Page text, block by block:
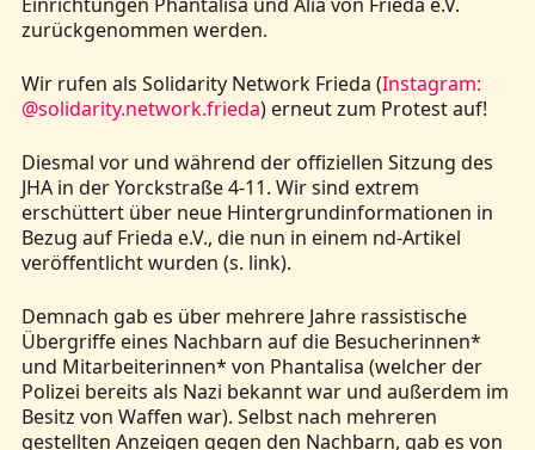
zurückgenommen werden.
Wir rufen als Solidarity Network Frieda (Instagram:
@solidarity.network.frieda) erneut zum Protest auf!
Diesmal vor und während der offiziellen Sitzung des
JHA in der Yorckstraße 4-11. Wir sind extrem
erschüttert über neue Hintergrundinformationen in
Bezug auf Frieda e.V., die nun in einem nd-Artikel
veröffentlicht wurden (s. link).
Demnach gab es über mehrere Jahre rassistische
Übergriffe eines Nachbarn auf die Besucherinnen*
und Mitarbeiterinnen* von Phantalisa (welcher der
Polizei bereits als Nazi bekannt war und außerdem im
Besitz von Waffen war). Selbst nach mehreren
gestellten Anzeigen gegen den Nachbarn, gab es von